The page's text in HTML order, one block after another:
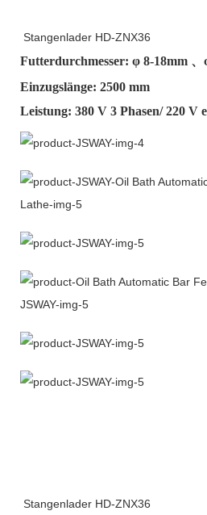
Stangenlader HD-ZNX36
Futterdurchmesser: φ 8-18mm 、
Einzugslänge: 2500 mm
Leistung: 380 V 3 Phasen/ 220 V
Stangenlader HD-ZNX36